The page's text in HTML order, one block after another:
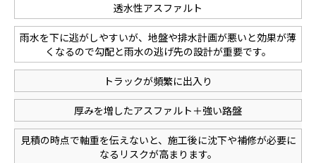
透水性アスファルト
雨水を下に逃がしやすいが、地盤や排水計画が悪いと効果が薄
くなるので勾配と雨水の逃げ先の設計が重要です。
トラックが頻繁に出入り
厚みを増したアスファルト＋強い路盤
見積の時点で軸重を伝えないと、施工後に沈下や補修が必要に
なるリスクが高まります。